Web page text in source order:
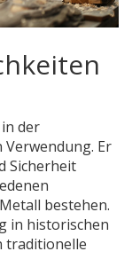
der
Er
Sicherheit
bestehen.
in historischen
traditionelle